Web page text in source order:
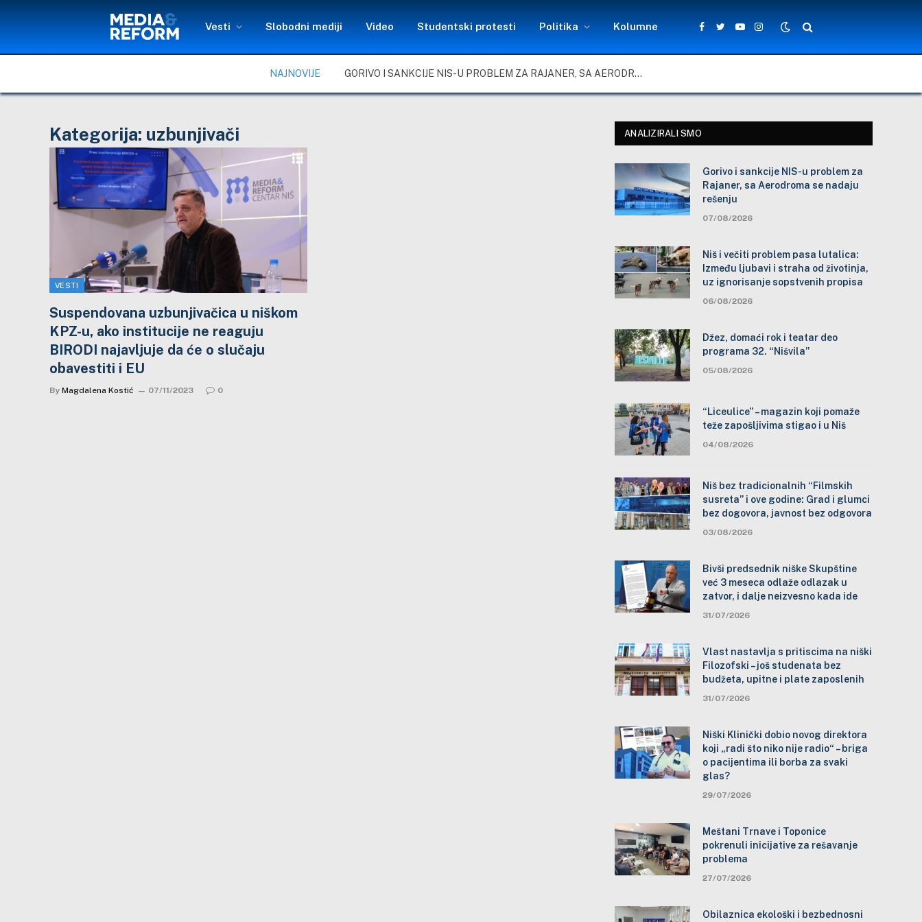
Vesti Slobodni mediji Video Studentski protesti Politika Kolumne
Facebook
TwitterYouTubeInstagram
NAJNOVIJE GORIVO I SANKCIJE NIS-U PROBLEM ZA RAJANER, SA AERODROMA SE NADAJU REŠENJU
Kategorija: uzbunjivači
VESTI
Suspendovana uzbunjivačica u niškom
KPZ-u, ako institucije ne reaguju
BIRODI najavljuje da će o slučaju
obavestiti i EU
By Magdalena Kostić 07/11/2023 0
ANALIZIRALI SMO
Gorivo i sankcije NIS-u problem za
Rajaner, sa Aerodroma se nadaju
rešenju
07/08/2026
Niš i večiti problem pasa lutalica:
Između ljubavi i straha od životinja,
uz ignorisanje sopstvenih propisa
06/08/2026
Džez, domaći rok i teatar deo
programa 32. “Nišvila”
05/08/2026
“Liceulice” – magazin koji pomaže
teže zapošljivima stigao i u Niš
04/08/2026
Niš bez tradicionalnih “Filmskih
susreta” i ove godine: Grad i glumci
bez dogovora, javnost bez odgovora
03/08/2026
Bivši predsednik niške Skupštine
već 3 meseca odlaže odlazak u
zatvor, i dalje neizvesno kada ide
31/07/2026
Vlast nastavlja s pritiscima na niški
Filozofski – još studenata bez
budžeta, upitne i plate zaposlenih
31/07/2026
Niški Klinički dobio novog direktora
koji „radi što niko nije radio“ – briga
o pacijentima ili borba za svaki
glas?
29/07/2026
Meštani Trnave i Toponice
pokrenuli inicijative za rešavanje
problema
27/07/2026
Obilaznica ekološki i bezbednosni